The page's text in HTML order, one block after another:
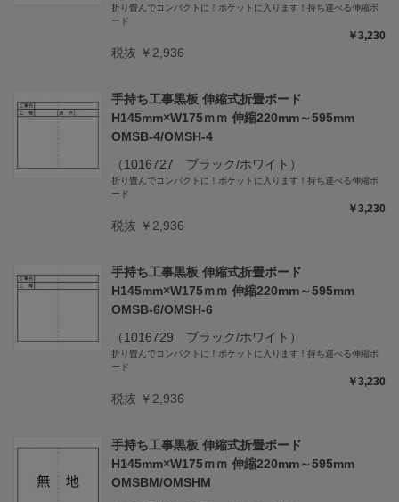
折り畳んでコンパクトに！ポケットに入ります！持ち運べる伸縮ボ
ード
￥3,230
税抜 ￥2,936
手持ち工事黒板 伸縮式折畳ボード
H145mm×W175ｍｍ 伸縮220mm～595mm
OMSB-4/OMSH-4
（1016727 ブラック/ホワイト）
折り畳んでコンパクトに！ポケットに入ります！持ち運べる伸縮ボ
ード
￥3,230
税抜 ￥2,936
手持ち工事黒板 伸縮式折畳ボード
H145mm×W175ｍｍ 伸縮220mm～595mm
OMSB-6/OMSH-6
（1016729 ブラック/ホワイト）
折り畳んでコンパクトに！ポケットに入ります！持ち運べる伸縮ボ
ード
￥3,230
税抜 ￥2,936
手持ち工事黒板 伸縮式折畳ボード
H145mm×W175ｍｍ 伸縮220mm～595mm
OMSBM/OMSHM